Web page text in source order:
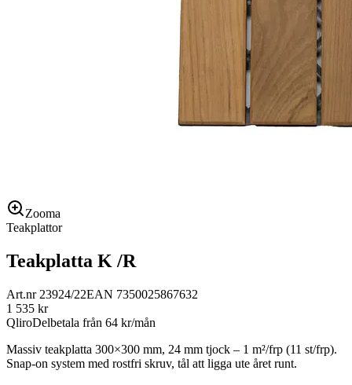
Zooma
Teakplattor
Teakplatta K /R
Art.nr 23924/22EAN 7350025867632
1 535 kr
QliroDelbetala från 64 kr/mån
Massiv teakplatta 300×300 mm, 24 mm tjock – 1 m²/frp (11 st/frp).
Snap-on system med rostfri skruv, tål att ligga ute året runt.